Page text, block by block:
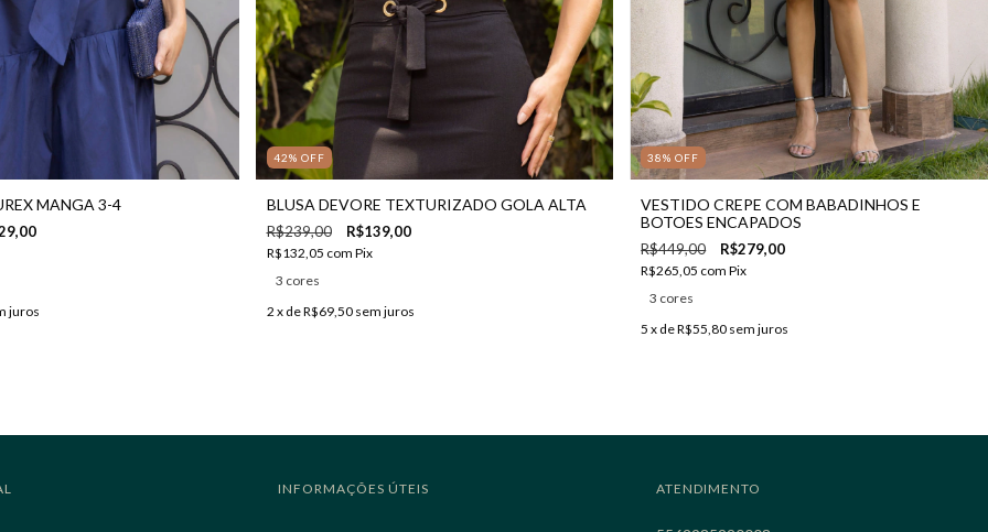
MANGA 3-4
juros
42% OFF
BLUSA DEVORE TEXTURIZADO GOLA ALTA
R$239,00 R$139,00
R$132,05 com Pix
3 cores
2 x deR$69,50 sem juros
38%OFF
VESTIDO CREPE COM BABADINHOS E
BOTOES ENCAPADOS
R$449,00 R$279,00
R$265,05 com Pix
3 cores
5 x deR$55,80 sem juros
INFORMAÇÕES ÚTEIS ATENDIMENTO